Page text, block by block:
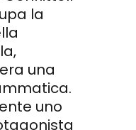
la
una
uno